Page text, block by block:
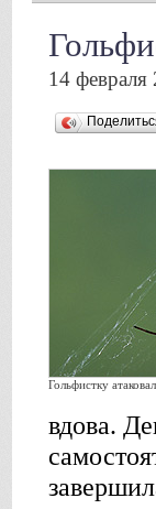
14
Гольфистку
вдова.